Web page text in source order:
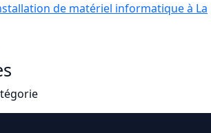
de matériel informatique à La